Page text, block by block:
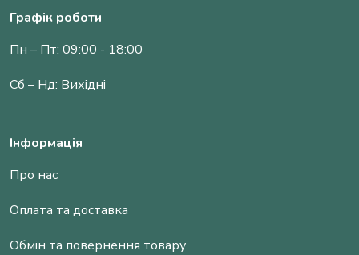
Графік роботи
Пн – Пт: 09:00 - 18:00
Сб – Нд: Вихідні
Інформація
Про нас
Оплата та доставка
Обмін та повернення товару